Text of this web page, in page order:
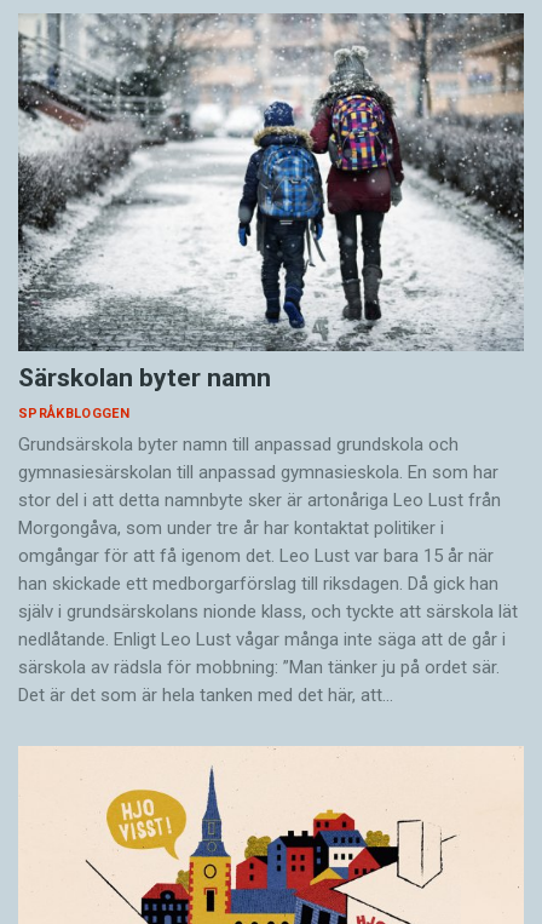
Särskolan byter namn
SPRÅKBLOGGEN
Grundsärskola byter namn till anpassad grundskola och
gymnasiesärskolan till anpassad gymnasieskola. En som har
stor del i att detta namnbyte sker är artonåriga Leo Lust från
Morgongåva, som under tre år har kontaktat politiker i
omgångar för att få igenom det. Leo Lust var bara 15 år när
han skickade ett medborgarförslag till riksdagen. Då gick han
själv i grundsärskolans nionde klass, och tyckte att särskola lät
nedlåtande. Enligt Leo Lust vågar många inte säga att de går i
särskola av rädsla för mobbning: ”Man tänker ju på ordet sär.
Det är det som är hela tanken med det här, att…